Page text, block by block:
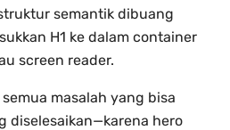
semantik dibuang
H1 ke dalam container
screen reader.
masalah yang bisa
diselesaikan—karena hero